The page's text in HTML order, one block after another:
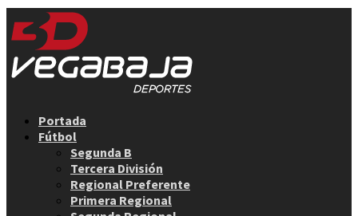
Portada
Fútbol
Segunda B
Tercera División
Regional Preferente
Primera Regional